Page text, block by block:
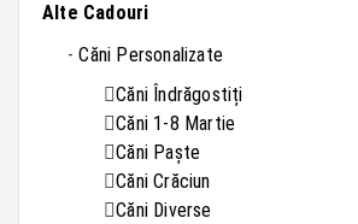
Alte Cadouri
Căni Personalizate
Căni Îndrăgostiți
Căni 1-8 Martie
Căni Paște
Căni Crăciun
Căni Diverse